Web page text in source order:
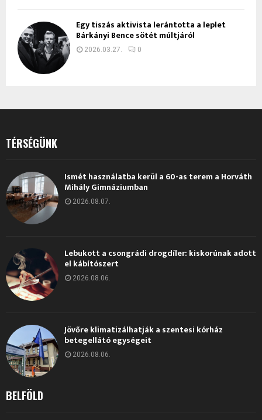
Egy tiszás aktivista lerántotta a leplet
Bárkányi Bence sötét múltjáról
2026.03.27. 0
TÉRSÉGÜNK
Ismét használatba kerül a 60-as terem a Horváth
Mihály Gimnáziumban
2026.08.07.
Lebukott a csongrádi drogdíler: kiskorúnak adott
el kábítószert
2026.08.06.
Jövőre klimatizálhatják a szentesi kórház
betegellátó egységeit
2026.08.06.
BELFÖLD